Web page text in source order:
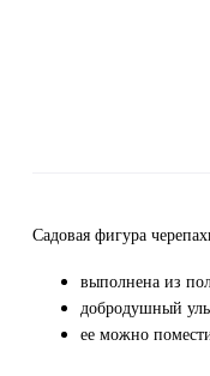
Садовая фигура
выполнена из
добродушный
ее можно